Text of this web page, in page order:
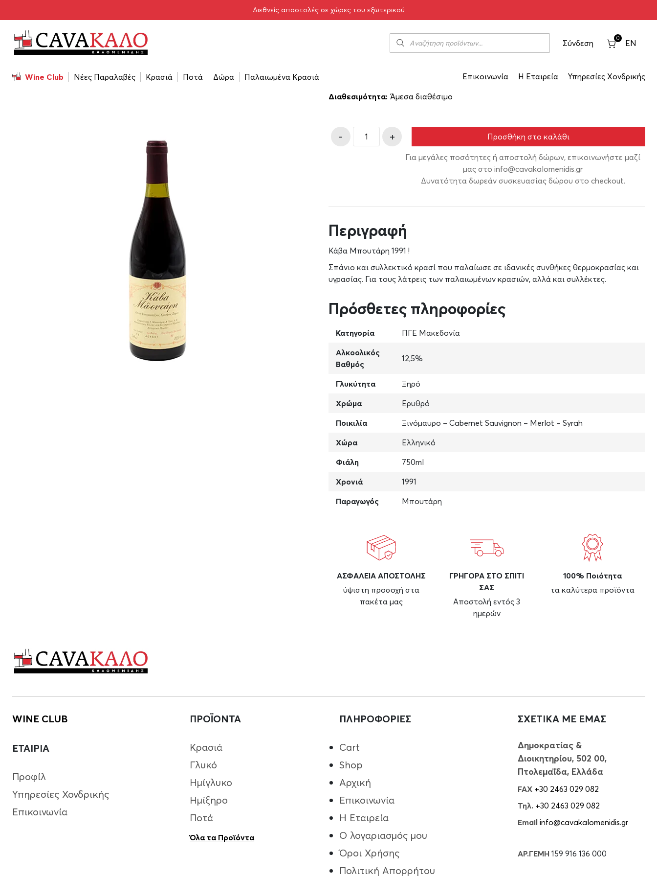
Διεθνείς αποστολές σε χώρες του εξωτερικού
Σύνδεση
0
EN
Wine Club Νέες Παραλαβές Κρασιά Ποτά Δώρα Παλαιωμένα Κρασιά Επικοινωνία Η Εταιρεία Υπηρεσίες Χονδρικής
Κάβα Μπουτάρη 1991 750ml
Κάβα Μπουτάρη 1991 750ml
€
Διαθεσιμότητα: Άμεσα διαθέσιμο
- + Προσθήκη στο καλάθι
Για μεγάλες ποσότητες ή αποστολή δώρων, επικοινωνήστε μαζί
μας στο info@cavakalomenidis.gr
Δυνατότητα δωρεάν συσκευασίας δώρου στο checkout.
Περιγραφή
Κάβα Μπουτάρη 1991 !
Σπάνιο και συλλεκτικό κρασί που παλαίωσε σε ιδανικές συνθήκες θερμοκρασίας και
υγρασίας. Για τους λάτρεις των παλαιωμένων κρασιών, αλλά και συλλέκτες.
Πρόσθετες πληροφορίες
Κατηγορία
ΠΓΕ Μακεδονία
Αλκοολικός
Βαθμός
12,5%
Γλυκύτητα
Ξηρό
Χρώμα
Ερυθρό
Ποικιλία
Ξινόμαυρο – Cabernet Sauvignon – Merlot – Syrah
Χώρα
Ελληνικό
Φιάλη
750ml
Χρονιά
1991
Παραγωγός
Μπουτάρη
ΑΣΦAΛΕΙΑ ΑΠΟΣΤΟΛΗΣ
ύψιστη προσοχή στα
πακέτα μας
ΓΡΗΓΟΡΑ ΣΤΟ ΣΠΙΤΙ
ΣΑΣ
Αποστολή εντός 3
ημερών
100% Ποιότητα
τα καλύτερα προϊόντα
WINE CLUB
ΕΤΑΙΡΙΑ
Προφίλ
Υπηρεσίες Χονδρικής
Επικοινωνία
ΠΡΟΪΟΝΤΑ
Κρασιά
Γλυκό
Ημίγλυκο
Ημίξηρο
Ποτά
Όλα τα Προϊόντα
ΠΛΗΡΟΦΟΡΙΕΣ
Cart
Shop
Αρχική
Επικοινωνία
Η Εταιρεία
Ο λογαριασμός μου
Όροι Χρήσης
Πολιτική Απορρήτου
ΣΧΕΤΙΚΑ ΜΕ ΕΜΑΣ
Δημοκρατίας &
Διοικητηρίου, 502 00,
Πτολεμαΐδα, Ελλάδα
FAX +30 2463 029 082
Τηλ. +30 2463 029 082
Email info@cavakalomenidis.gr
ΑΡ.ΓΕΜΗ 159 916 136 000